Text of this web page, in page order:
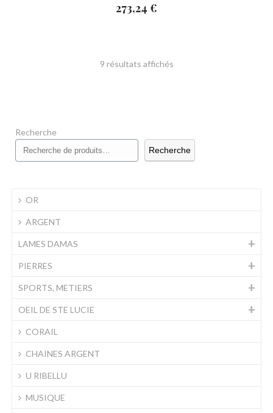
273,24 €
9 résultats affichésTrié
au
Recherche
Recherche
OR
ARGENT
LAMES DAMAS
PIERRES
SPORTS, METIERS
OEIL DE STE LUCIE
CORAIL
CHAINES ARGENT
U RIBELLU
MUSIQUE